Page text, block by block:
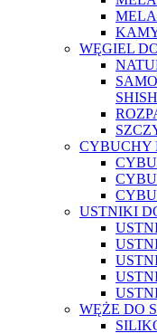
WĘGIEL
CYBUCHY
USTNIKI
WĘŻE DO